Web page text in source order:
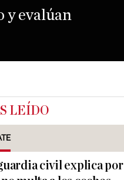
y evalúan
LEÍDO
civil explica por